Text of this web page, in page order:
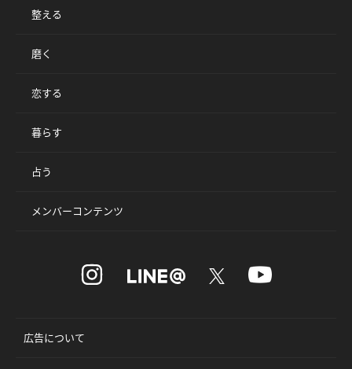
整える
磨く
恋する
暮らす
占う
メンバーコンテンツ
広告について